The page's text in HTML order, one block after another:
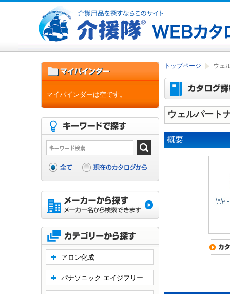
トップページ ウェ
ウェルパート
概要
マイバインダーは空です。
アロン化成
パナソニック エイジフリー